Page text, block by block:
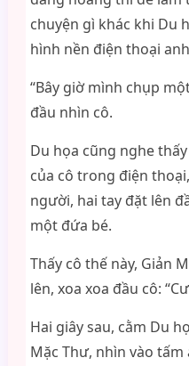
chuyện gì khác khi Du
hình nền điện thoại
“Bây giờ mình chụp
đầu nhìn cô.
Du họa cũng nghe
của cô trong điện
người, hai tay đặt lên
một đứa bé.
Thấy cô thế này, Giản
lên, xoa xoa đầu cô:
Hai giây sau, cằm Du
Mặc Thư, nhìn vào